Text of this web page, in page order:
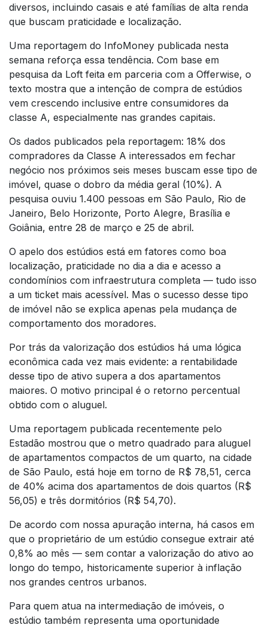
diversos, incluindo casais e até famílias de alta renda
que buscam praticidade e localização.
Uma reportagem do InfoMoney publicada nesta
semana reforça essa tendência. Com base em
pesquisa da Loft feita em parceria com a Offerwise, o
texto mostra que a intenção de compra de estúdios
vem crescendo inclusive entre consumidores da
classe A, especialmente nas grandes capitais.
Os dados publicados pela reportagem: 18% dos
compradores da Classe A interessados em fechar
negócio nos próximos seis meses buscam esse tipo de
imóvel, quase o dobro da média geral (10%). A
pesquisa ouviu 1.400 pessoas em São Paulo, Rio de
Janeiro, Belo Horizonte, Porto Alegre, Brasília e
Goiânia, entre 28 de março e 25 de abril.
O apelo dos estúdios está em fatores como boa
localização, praticidade no dia a dia e acesso a
condomínios com infraestrutura completa — tudo isso
a um ticket mais acessível. Mas o sucesso desse tipo
de imóvel não se explica apenas pela mudança de
comportamento dos moradores.
Por trás da valorização dos estúdios há uma lógica
econômica cada vez mais evidente: a rentabilidade
desse tipo de ativo supera a dos apartamentos
maiores. O motivo principal é o retorno percentual
obtido com o aluguel.
Uma reportagem publicada recentemente pelo
Estadão mostrou que o metro quadrado para aluguel
de apartamentos compactos de um quarto, na cidade
de São Paulo, está hoje em torno de R$ 78,51, cerca
de 40% acima dos apartamentos de dois quartos (R$
56,05) e três dormitórios (R$ 54,70).
De acordo com nossa apuração interna, há casos em
que o proprietário de um estúdio consegue extrair até
0,8% ao mês — sem contar a valorização do ativo ao
longo do tempo, historicamente superior à inflação
nos grandes centros urbanos.
Para quem atua na intermediação de imóveis, o
estúdio também representa uma oportunidade